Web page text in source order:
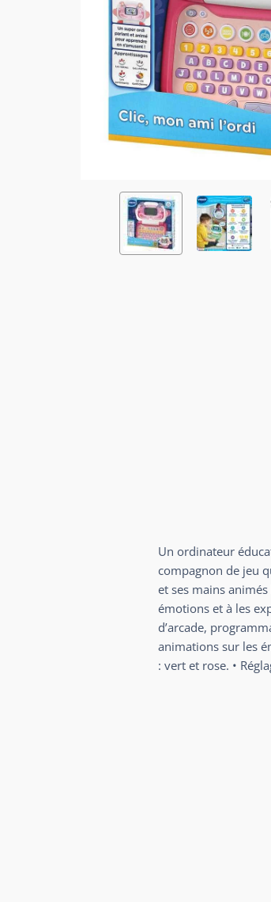
Un ordinateur
compagnon de jeu
et ses mains
émotions et à les
d’arcade,
animations sur les
: vert et rose. •